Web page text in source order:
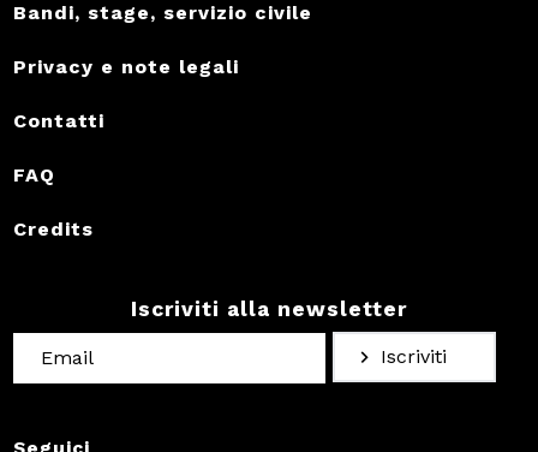
Bandi, stage, servizio civile
Privacy e note legali
Contatti
FAQ
Credits
Iscriviti alla newsletter
Iscriviti
Seguici